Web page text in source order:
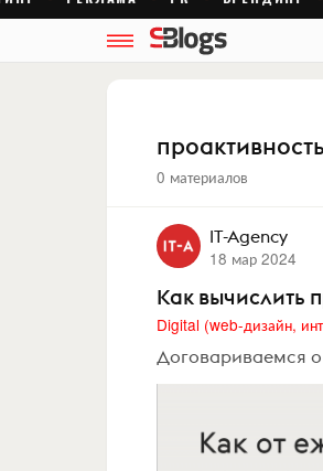
0 материалов
IT-Agency
18 мар 2024
Как вычислить
Договариваемся